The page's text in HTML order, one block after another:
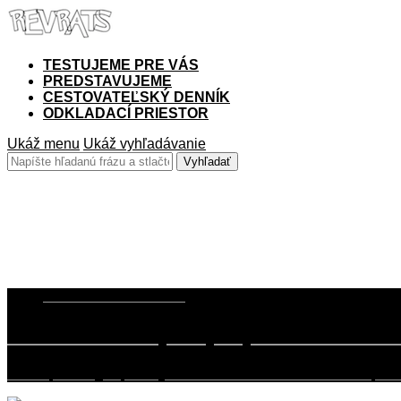
TESTUJEME PRE VÁS
PREDSTAVUJEME
CESTOVATEĽSKÝ DENNÍK
ODKLADACÍ PRIESTOR
Ukáž menu Ukáž vyhľadávanie